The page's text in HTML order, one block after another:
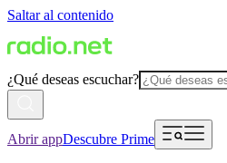
Saltar al contenido
¿Qué deseas escuchar?
Abrir appDescubre Prime